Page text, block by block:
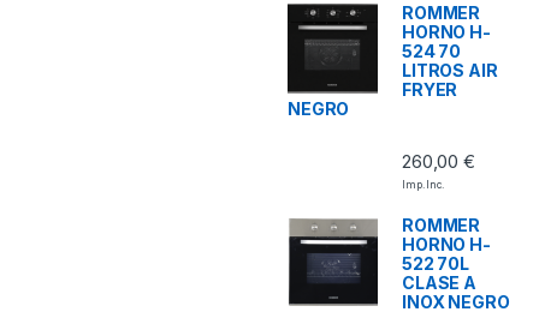
ROMMER
HORNO H-
524 70
LITROS AIR
FRYER
NEGRO
260,00€
Imp. Inc.
ROMMER
HORNO H-
522 70L
CLASE A
INOX NEGRO